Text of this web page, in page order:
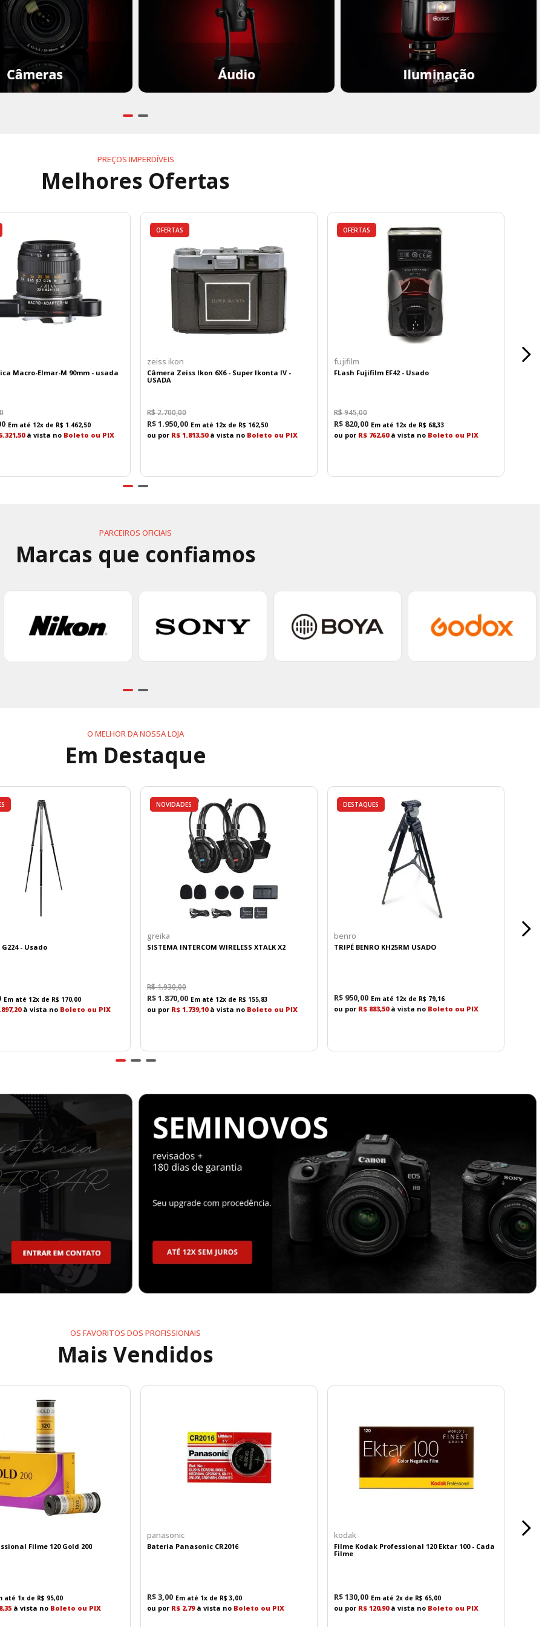
PREÇOS IMPERDÍVEIS
Melhores Ofertas
Macro-Elmar-M 90mm - usada
Em até 12x de R$ 1.462,50
à vista no Boleto ou PIX
OFERTAS
zeiss ikon
Câmera Zeiss Ikon 6X6 - Super Ikonta IV -
USADA
R$2.700,00
R$1.950,00 Em até 12x de R$ 162,50
ou por R$ 1.813,50à vista no Boleto ou PIX
OFERTAS
fujifilm
FLash Fujifilm EF42 - Usado
R$945,00
R$ 820,00 Em até 12x de R$ 68,33
ou por R$ 762,60à vista no Boleto ou PIX
PARCEIROS OFICIAIS
Marcas que confiamos
O MELHOR DA NOSSA LOJA
Em Destaque
- Usado
Em até 12x de R$ 170,00
à vista no Boleto ou PIX
DESTAQUES
NOVIDADES
greika
SISTEMA INTERCOM WIRELESS XTALK X2
R$1.930,00
R$1.870 00 Em até 12x de R$ 155,83
ou por R$ 1.739,10à vista no Boleto ou PIX
DESTAQUES
benro
TRIPÉ BENRO KH25RM USADO
R$ 950 00 Em até 12x de R$ 79,16
ou por R$ 883,50à vista no Boleto ou PIX
OS FAVORITOS DOS PROFISSIONAIS
Mais Vendidos
Filme 120 Gold 200
até 1x de R$ 95,00
à vista no Boleto ou PIX
panasonic
Bateria Panasonic CR2016
R$3,00 Em até 1x de R$ 3,00
ou por R$ 2,79à vista no Boleto ou PIX
kodak
Filme Kodak Professional 120 Ektar 100 - Cada
Filme
R$130,00 Em até 2x de R$ 65,00
ou por R$ 120,90à vista no Boleto ou PIX